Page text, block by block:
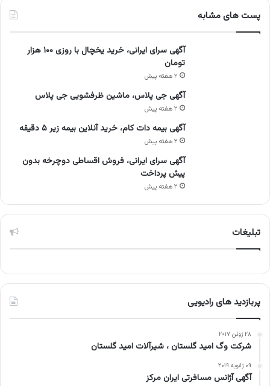
پست های مشابه
آگهی سرای ایرانی، خرید یخچال با روزی ۱۰۰ هزار
تومان
۲ هفته پیش
آگهی جی پلاس، ماشین ظرفشویی جی پلاس
۲ هفته پیش
آگهی بیمه دات کام، خرید آنلاین بیمه زیر ۵ دقیقه
۲ هفته پیش
آگهی سرای ایرانی، فروش اقساطی دوچرخه بدون
پیش پرداخت
۲ هفته پیش
تبلیغات
پربازدید های رادیویی
۲۸ ژوئن ۲۰۱۷
شرکت وگ امید گلستان ، شیرآلات امید گلستان
۰۹ ژانویه ۲۰۱۹
آگهی آژانس مسافرتی ایران مرکز